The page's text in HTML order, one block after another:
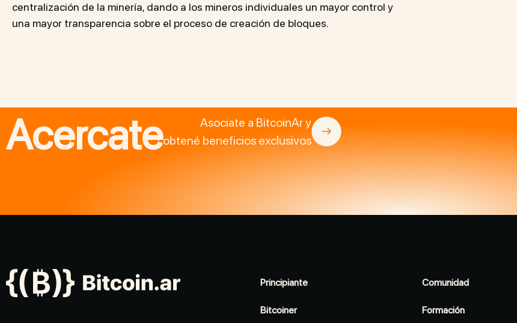
centralización de la minería, dando a los mineros individuales un mayor control y
una mayor transparencia sobre el proceso de creación de bloques.
Acercate
Asociate a BitcoinAr y
obtené beneficios exclusivos
Principiante
Bitcoiner
Comunidad
Formación